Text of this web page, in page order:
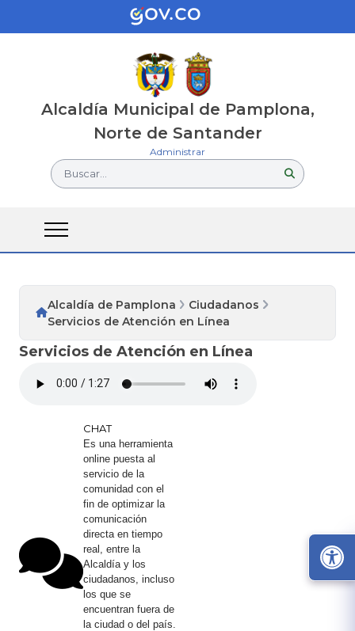
Alcaldía Municipal de Pamplona,
Norte de Santander
Administrar
Buscar...
Alcaldía de Pamplona
Ciudadanos
Servicios de Atención en Línea
Servicios de Atención en Línea
CHAT
Es una herramienta
online puesta al
servicio de la
comunidad con el
fin de optimizar la
comunicación
directa en tiempo
real, entre la
Alcaldía y los
ciudadanos, incluso
los que se
encuentran fuera de
la ciudad o del país.